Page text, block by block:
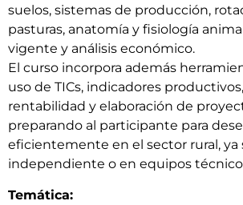
suelos, sistemas de producción,
pasturas, anatomía y fisiología
vigente y análisis económico.
El curso incorpora además
uso de TICs, indicadores
rentabilidad y elaboración de
preparando al participante para
eficientemente en el sector rural, ya
independiente o en equipos
Temática: